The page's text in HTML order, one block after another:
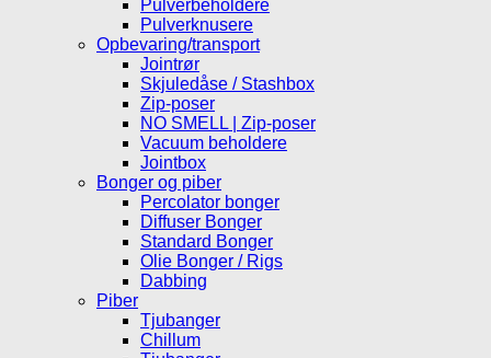
Pulverbeholdere
Pulverknusere
Opbevaring/transport
Jointrør
Skjuledåse / Stashbox
Zip-poser
NO SMELL | Zip-poser
Vacuum beholdere
Jointbox
Bonger og piber
Percolator bonger
Diffuser Bonger
Standard Bonger
Olie Bonger / Rigs
Dabbing
Piber
Tjubanger
Chillum